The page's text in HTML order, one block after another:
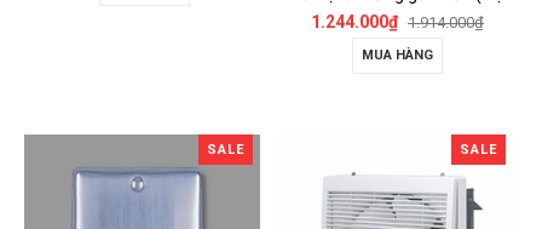
1.244.000₫ 1.914.000₫
MUA HÀNG
SALE SALE